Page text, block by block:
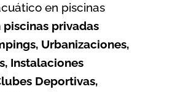
en piscinas
privadas
Urbanizaciones,
Instalaciones
Deportivas,